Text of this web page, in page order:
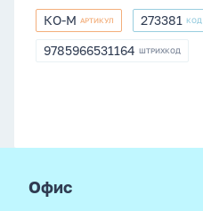
КО-
М
КО-М АРТИКУЛ 273381
273381 КОД
9785966531164
9785966531164 ШТРИХКОД
Офис